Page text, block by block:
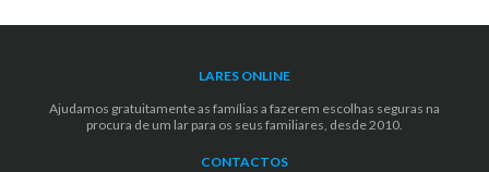
LARES ONLINE
Ajudamos gratuitamente as famílias a fazerem escolhas seguras na
procura de um lar para os seus familiares, desde 2010.
CONTACTOS